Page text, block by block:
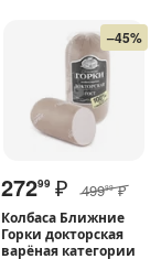
–45%
27299 ₽ 49999 ₽
Колбаса Ближние
Горки докторская
варёная категории